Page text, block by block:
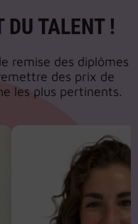
DU TALENT !
remise des diplômes
des prix de
les plus pertinents.